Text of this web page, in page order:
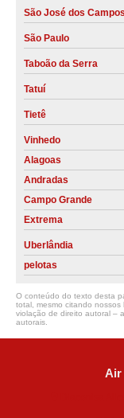
São José dos Campos
São Paulo
Taboão da Serra
Tatuí
Tietê
Vinhedo
Alagoas
Andradas
Campo Grande
Extrema
Uberlândia
pelotas
O conteúdo do texto desta
total, mesmo citando nossos
violação de direito autoral –
autorais.
Air